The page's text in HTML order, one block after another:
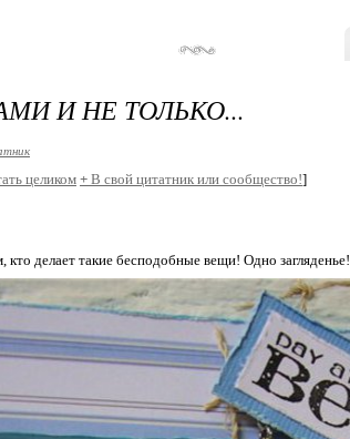
И НЕ ТОЛЬКО...
целиком+ В свой цитатник или сообщество!]
делает такие бесподобные вещи! Одно загляденье!